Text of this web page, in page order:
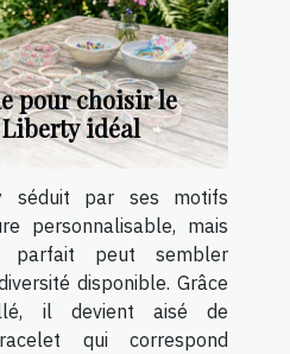
pour choisir le
idéal
séduit par ses motifs
personnalisable, mais
parfait peut sembler
disponible. Grâce
il devient aisé de
qui correspond